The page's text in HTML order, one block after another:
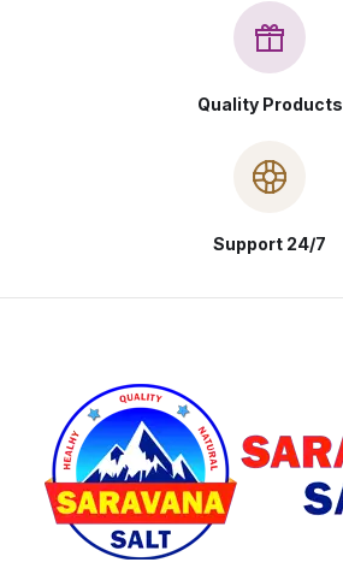
Quality Products
Support 24/7